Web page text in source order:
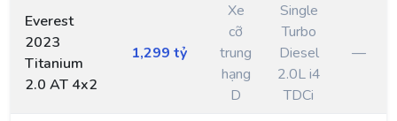
Everest
2023
Titanium
2.0 AT 4x2
1,299 tỷ
Xe
cỡ
trung
hạng
D
Single
Turbo
Diesel
2.0L i4
TDCi
—